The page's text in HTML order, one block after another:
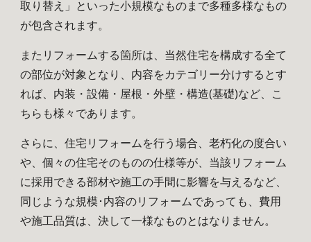
取り替え」といった小規模なものまで多種多様なもの
が包含されます。
またリフォームする箇所は、当然住宅を構成する全て
の部位が対象となり、内容をカテゴリー分けするとす
れば、内装・設備・屋根・外壁・構造(基礎)など、こ
ちらも様々であります。
さらに、住宅リフォームを行う場合、老朽化の度合い
や、個々の住宅そのものの仕様等が、当該リフォーム
に採用できる部材や施工の手間に影響を与えるなど、
同じような規模･内容のリフォームであっても、費用
や施工品質は、決して一様なものとはなりません。